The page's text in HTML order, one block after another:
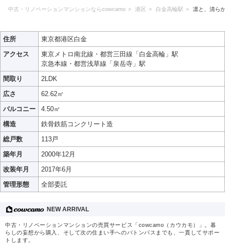
中古・リノベーションマンションならcowcamo 港区 白金高輪駅 凛と、清ら
住所
東京都港区白金
アクセス
東京メトロ南北線・都営三田線「白金高輪」駅
京急本線・都営浅草線「泉岳寺」駅
間取り
2LDK
広さ
62.62㎡
バルコニー
4.50㎡
構造
鉄骨鉄筋コンクリート造
総戸数
113戸
築年月
2000年12月
改装年月
2017年6月
管理形態
全部委託
NEW ARRIVAL
中古・リノベーションマンションの売買サービス「cowcamo（カウカモ）」。暮
らしの妄想から購入、そして次の住まい手へのバトンパスまでも、一貫してサポー
トします。